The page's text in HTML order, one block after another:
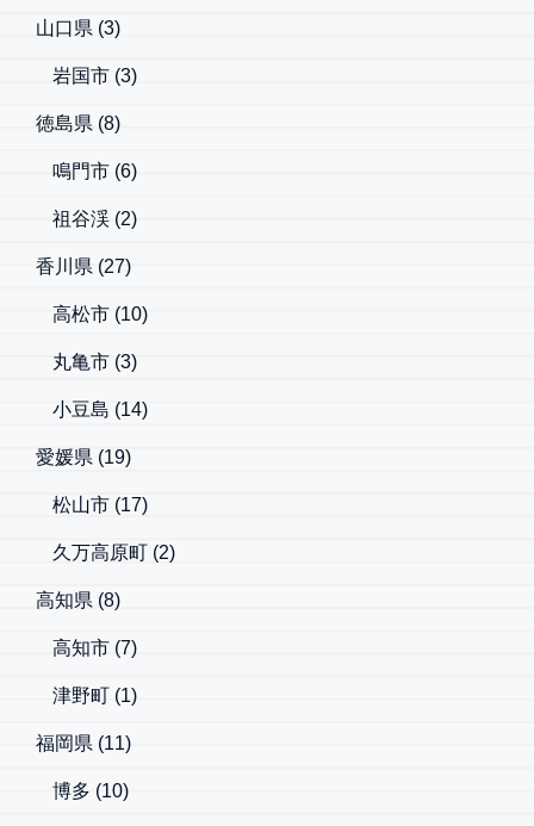
山口県 (3)
岩国市 (3)
徳島県 (8)
鳴門市 (6)
祖谷渓 (2)
香川県 (27)
高松市 (10)
丸亀市 (3)
小豆島 (14)
愛媛県 (19)
松山市 (17)
久万高原町 (2)
高知県 (8)
高知市 (7)
津野町 (1)
福岡県 (11)
博多 (10)